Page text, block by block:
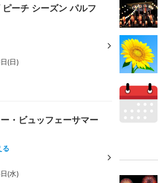
ーチ シーズン パルフ
(日)
・ビュッフェーサマー
る
(水)